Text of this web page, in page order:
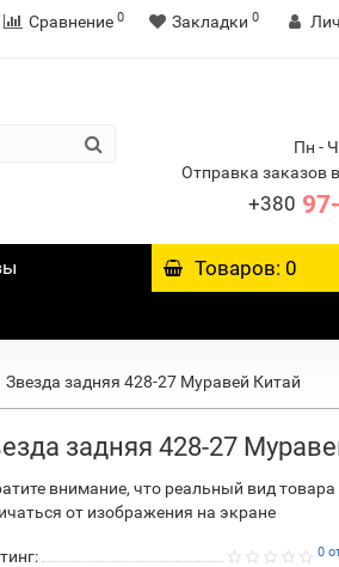
Сравнение 0 Закладки 0
Пн -
Отправка заказов
+380
Товаров: 0
Звезда задняя 428-27 Муравей Китай
задняя 428-27
внимание, что реальный вид
от изображения на экране
0